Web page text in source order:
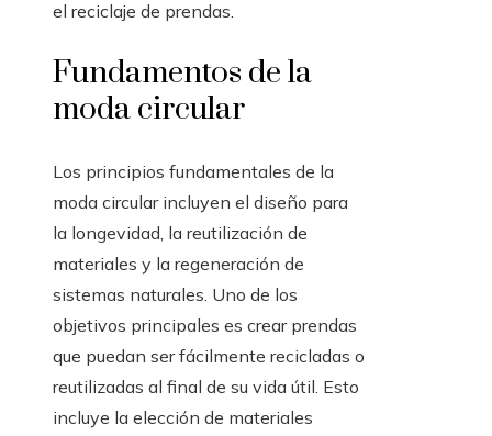
el reciclaje de prendas.
Fundamentos de la
moda circular
Los principios fundamentales de la
moda circular incluyen el diseño para
la longevidad, la reutilización de
materiales y la regeneración de
sistemas naturales. Uno de los
objetivos principales es crear prendas
que puedan ser fácilmente recicladas o
reutilizadas al final de su vida útil. Esto
incluye la elección de materiales